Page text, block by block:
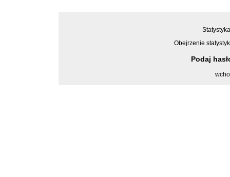
Obejrzenie
Podaj